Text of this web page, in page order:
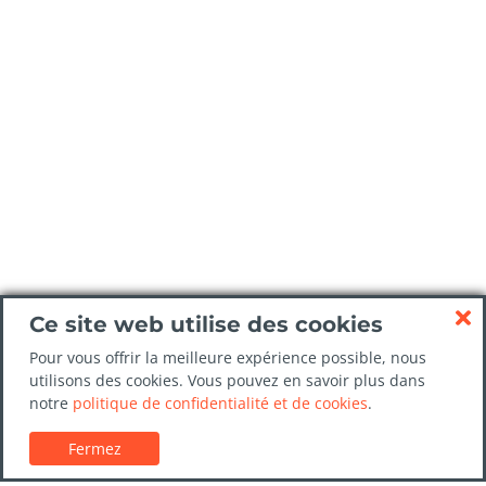
Ce site web utilise des cookies
Pour vous offrir la meilleure expérience possible, nous
utilisons des cookies. Vous pouvez en savoir plus dans
notre politique de confidentialité et de cookies.
Fermez